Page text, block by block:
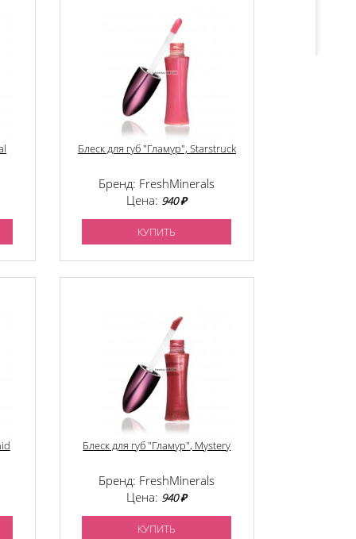
Блеск для губ "Гламур", Starstruck
Бренд: FreshMinerals
Цена: 940 ₽
КУПИТЬ
Блеск для губ "Гламур", Mystery
Бренд: FreshMinerals
Цена: 940 ₽
КУПИТЬ